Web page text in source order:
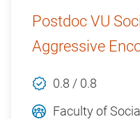
Postdoc VU
Aggressive
0.8 / 0.8
Faculty of